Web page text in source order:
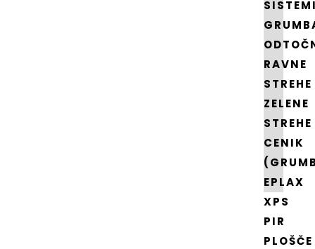
RAVNE
STREHE
ZELENE
STREHE
CENIK
EPLAX
XPS
PIR
PLOŠČE